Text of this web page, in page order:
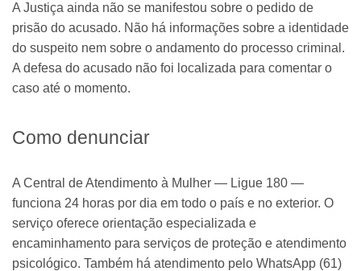
A Justiça ainda não se manifestou sobre o pedido de
prisão do acusado. Não há informações sobre a identidade
do suspeito nem sobre o andamento do processo criminal.
A defesa do acusado não foi localizada para comentar o
caso até o momento.
Como denunciar
A Central de Atendimento à Mulher — Ligue 180 —
funciona 24 horas por dia em todo o país e no exterior. O
serviço oferece orientação especializada e
encaminhamento para serviços de proteção e atendimento
psicológico. Também há atendimento pelo WhatsApp (61)